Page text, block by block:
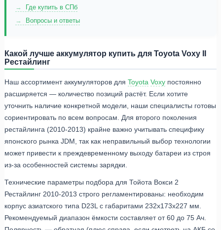
Где купить в СПб
Вопросы и ответы
Какой лучше аккумулятор купить для Toyota Voxy II
Рестайлинг
Наш ассортимент аккумуляторов для Toyota Voxy постоянно
расширяется — количество позиций растёт. Если хотите
уточнить наличие конкретной модели, наши специалисты готовы
сориентировать по всем вопросам. Для второго поколения
рестайлинга (2010-2013) крайне важно учитывать специфику
японского рынка JDM, так как неправильный выбор технологии
может привести к преждевременному выходу батареи из строя
из-за особенностей системы зарядки.
Технические параметры подбора для Тойота Вокси 2
Рестайлинг 2010-2013 строго регламентированы: необходим
корпус азиатского типа D23L с габаритами 232x173x227 мм.
Рекомендуемый диапазон ёмкости составляет от 60 до 75 Ач.